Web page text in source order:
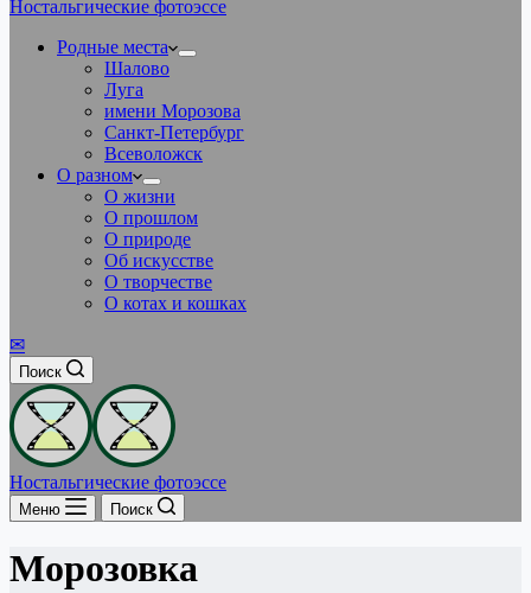
Ностальгические фотоэссе
Родные места
Шалово
Луга
имени Морозова
Санкт-Петербург
Всеволожск
О разном
О жизни
О прошлом
О природе
Об искусстве
О творчестве
О котах и кошках
✉
Поиск
Ностальгические фотоэссе
Меню Поиск
Морозовка